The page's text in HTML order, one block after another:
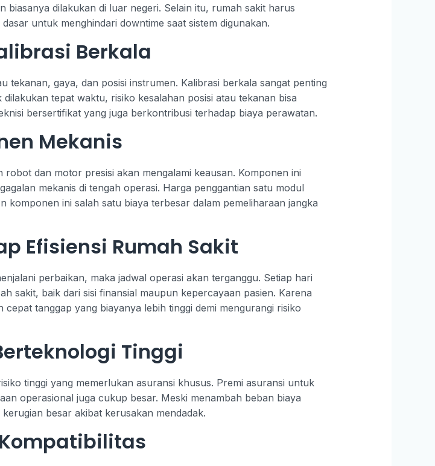
biasanya dilakukan di luar negeri. Selain itu, rumah sakit harus
untuk menghindari downtime saat sistem digunakan.
Berkala
tekanan, gaya, dan posisi instrumen. Kalibrasi berkala sangat penting
tepat waktu, risiko kesalahan posisi atau tekanan bisa
bersertifikat yang juga berkontribusi terhadap biaya perawatan.
Mekanis
dan motor presisi akan mengalami keausan. Komponen ini
mekanis di tengah operasi. Harga penggantian satu modul
komponen ini salah satu biaya terbesar dalam pemeliharaan jangka
Efisiensi Rumah Sakit
perbaikan, maka jadwal operasi akan terganggu. Setiap hari
sakit, baik dari sisi finansial maupun kepercayaan pasien. Karena
tanggap yang biayanya lebih tinggi demi mengurangi risiko
Tinggi
tinggi yang memerlukan asuransi khusus. Premi asuransi untuk
operasional juga cukup besar. Meski menambah beban biaya
besar akibat kerusakan mendadak.